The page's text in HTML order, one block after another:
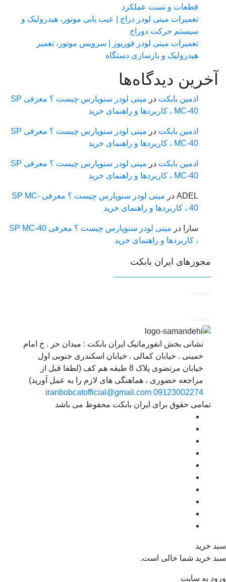
قطعات و تست عملکرد
تعمیرات مینی لودر دراج | عیب یابی موتور، هیدرولیک و
سیستم حرکت دوراج
تعمیرات مینی لودر فوریوز | سرویس موتور، تعمیر
هیدرولیک و بازسازی دستگاه
دیدگاه‌ها
ادمین بابکتدر
مینی لودر سنوپارس چیست ؟ معرفی SP
MC-40 ، کاربردها و راهنمای خرید
ادمین بابکتدر
مینی لودر سنوپارس چیست ؟ معرفی SP
MC-40 ، کاربردها و راهنمای خرید
ادمین بابکتدر
مینی لودر سنوپارس چیست ؟ معرفی SP
MC-40 ، کاربردها و راهنمای خرید
ADEL در
مینی لودر سنوپارس چیست ؟ معرفی SP MC-
در
مینی لودر سنوپارس چیست ؟ معرفی SP MC-40
، کاربردها و راهنمای خرید
ایران بابکت
نشانی بخش انفورماتیک ایران بابکت : میدان حر . خ امام
خمینی . خیابان کمالی . خیابان اسکندری جنوبی اول
خیابان مرتضوی پلاک 8 طبقه هم کف (لطفا قبل از
مراجعه حضوری ، هماهنگی های لازم را به عمل آورید)
09123002274
iranbobcatofficial@gmail.com
حقوق برای ایران بابکت محفوظ می باشد
شما خالی است.
سایت